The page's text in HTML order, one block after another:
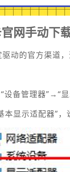
网手动下
动的官方渠道
备管理器”→“显
显示适配器”，